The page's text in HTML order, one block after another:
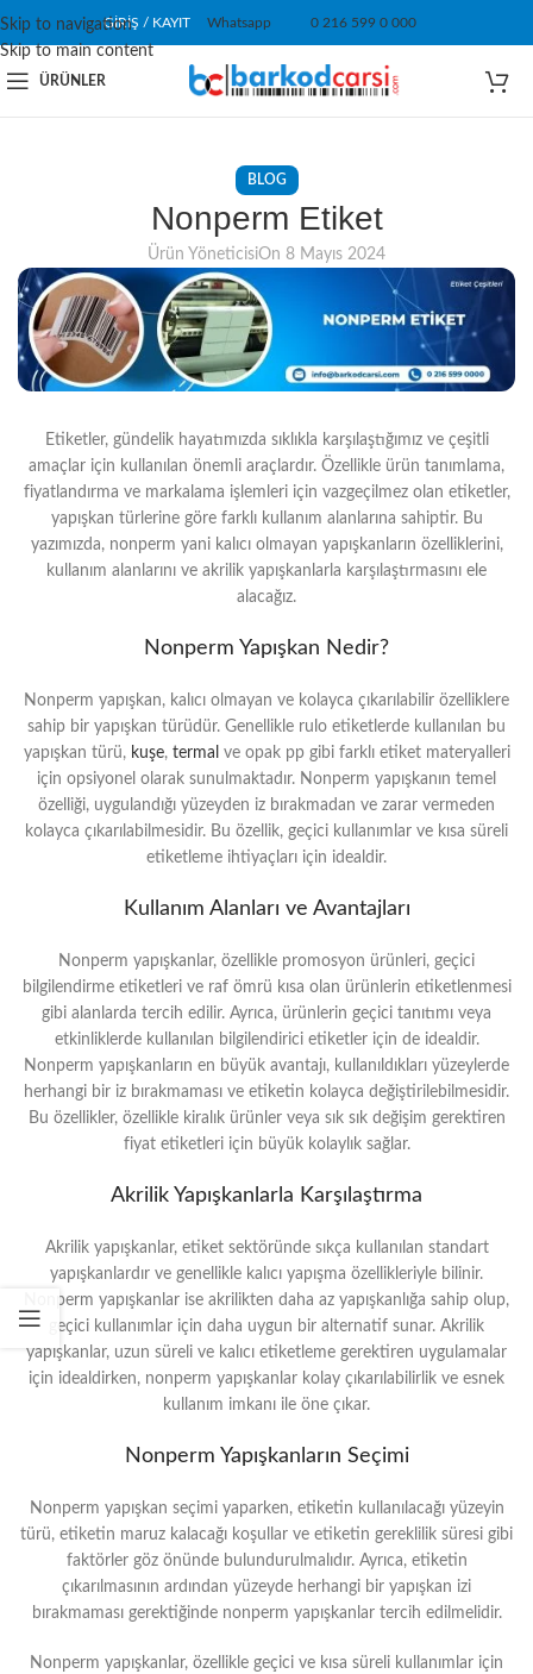
Skip to navigation
Skip to main content
GIRIŞ / KAYIT Whatsapp 0 216 599 0 000
ÜRÜNLER
BLOG
Nonperm Etiket
Ürün YöneticisiOn 8 Mayıs 2024
Etiketler, gündelik hayatımızda sıklıkla karşılaştığımız ve çeşitli
amaçlar için kullanılan önemli araçlardır. Özellikle ürün tanımlama,
fiyatlandırma ve markalama işlemleri için vazgeçilmez olan etiketler,
yapışkan türlerine göre farklı kullanım alanlarına sahiptir. Bu
yazımızda, nonperm yani kalıcı olmayan yapışkanların özelliklerini,
kullanım alanlarını ve akrilik yapışkanlarla karşılaştırmasını ele
alacağız.
Nonperm Yapışkan Nedir?
Nonperm yapışkan, kalıcı olmayan ve kolayca çıkarılabilir özelliklere
sahip bir yapışkan türüdür. Genellikle rulo etiketlerde kullanılan bu
yapışkan türü, kuşe, termal ve opak pp gibi farklı etiket materyalleri
için opsiyonel olarak sunulmaktadır. Nonperm yapışkanın temel
özelliği, uygulandığı yüzeyden iz bırakmadan ve zarar vermeden
kolayca çıkarılabilmesidir. Bu özellik, geçici kullanımlar ve kısa süreli
etiketleme ihtiyaçları için idealdir.
Kullanım Alanları ve Avantajları
Nonperm yapışkanlar, özellikle promosyon ürünleri, geçici
bilgilendirme etiketleri ve raf ömrü kısa olan ürünlerin etiketlenmesi
gibi alanlarda tercih edilir. Ayrıca, ürünlerin geçici tanıtımı veya
etkinliklerde kullanılan bilgilendirici etiketler için de idealdir.
Nonperm yapışkanların en büyük avantajı, kullanıldıkları yüzeylerde
herhangi bir iz bırakmaması ve etiketin kolayca değiştirilebilmesidir.
Bu özellikler, özellikle kiralık ürünler veya sık sık değişim gerektiren
fiyat etiketleri için büyük kolaylık sağlar.
Akrilik Yapışkanlarla Karşılaştırma
Akrilik yapışkanlar, etiket sektöründe sıkça kullanılan standart
yapışkanlardır ve genellikle kalıcı yapışma özellikleriyle bilinir.
Nonperm yapışkanlar ise akrilikten daha az yapışkanlığa sahip olup,
geçici kullanımlar için daha uygun bir alternatif sunar. Akrilik
yapışkanlar, uzun süreli ve kalıcı etiketleme gerektiren uygulamalar
için idealdirken, nonperm yapışkanlar kolay çıkarılabilirlik ve esnek
kullanım imkanı ile öne çıkar.
Nonperm Yapışkanların Seçimi
Nonperm yapışkan seçimi yaparken, etiketin kullanılacağı yüzeyin
türü, etiketin maruz kalacağı koşullar ve etiketin gereklilik süresi gibi
faktörler göz önünde bulundurulmalıdır. Ayrıca, etiketin
çıkarılmasının ardından yüzeyde herhangi bir yapışkan izi
bırakmaması gerektiğinde nonperm yapışkanlar tercih edilmelidir.
Nonperm yapışkanlar, özellikle geçici ve kısa süreli kullanımlar için